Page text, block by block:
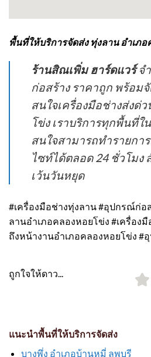
พื้นที่ให้บริการจัดส่ง ทุ่งลาน อำเภ
ร้านสิณเพิ่ม ฮาร์ดแวร์จ
ก่อสร้าง ราคาถูก พร้อม
สนใจเครื่องมือช่างส่งด่
โข่ง เราบริการทุกพื้นที่
สนใจสามารถทำรายกา
ไซท์ได้ตลอด 24 ชั่วโมง
เว้นวันหยุด
#เครื่องมือช่างทุ่งลาน #อุปกรณ์ก่อ
ลานอำเภอคลองหอยโข่ง #เครื่อง
ถึงหน้างานอำเภอคลองหอยโข่ง #
ถูกใจให้ดาว...
แนะนำพื้นที่ให้บริการจัดส่ง
บางพึ่ง อำเภอบ้านหมี่ ลพบุรี